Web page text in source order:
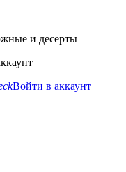
и десерты
Войти в аккаунт